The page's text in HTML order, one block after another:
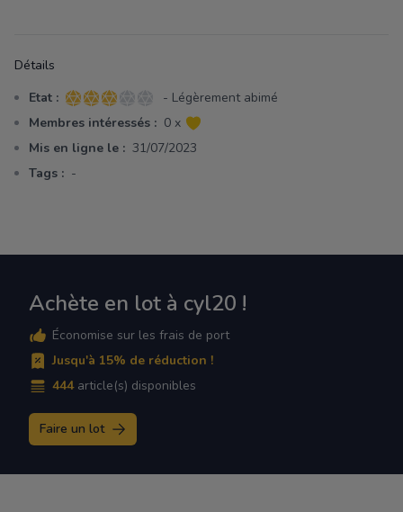
Détails
Etat : 3 sur 5 étoiles
- Légèrement abimé
Membres intéressés : 0 x
Mis en ligne le : 31/07/2023
Tags : -
Achète en lot à cyl20 !
Économise sur les frais de port
Jusqu'à 15% de réduction !
444 article(s) disponibles
Faire un lot